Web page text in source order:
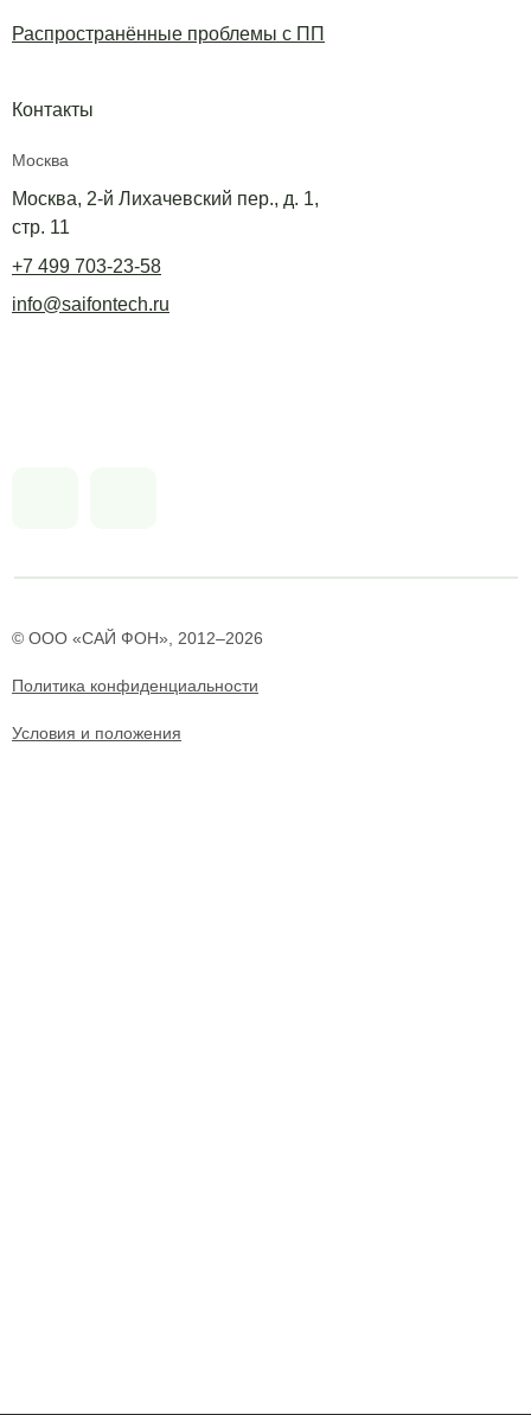
Контакты
Москва
Москва, 2-й Лихачевский пер., д. 1,
стр. 11
+7 499 703-23-58
info@saifontech.ru
Распространённые проблемы с ПП
Политика конфиденциальности
© ООО «САЙ ФОН», 2012–2026
Условия и положения